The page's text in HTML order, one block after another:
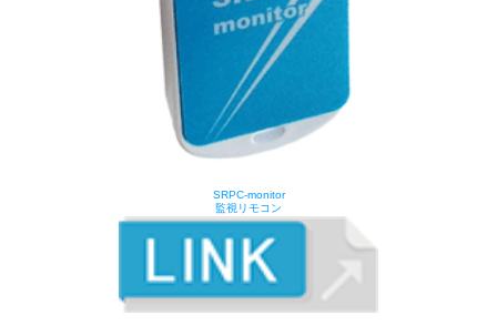
SRPC-monitor
監視リモコン